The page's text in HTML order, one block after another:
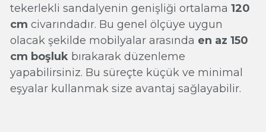
tekerlekli sandalyenin genişliği ortalama 120
cm civarındadır. Bu genel ölçüye uygun
olacak şekilde mobilyalar arasında en az 150
cm boşluk bırakarak düzenleme
yapabilirsiniz. Bu süreçte küçük ve minimal
eşyalar kullanmak size avantaj sağlayabilir.